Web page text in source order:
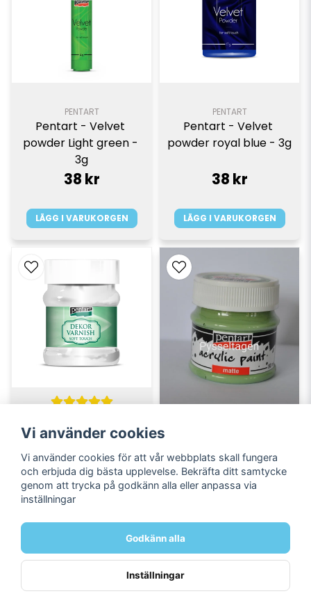
PENTART
Pentart - Velvet
powder Light green -
3g
38 kr
LÄGG I VARUKORGEN
PENTART
Pentart - Velvet
powder royal blue - 3g
38 kr
LÄGG I VARUKORGEN
Pentart - Dekor
100ml
65 kr
Pentart - Matte acrylic
paints - Thorn 50ml
30 kr
Vi använder cookies
Vi använder cookies för att vår webbplats skall fungera
och erbjuda dig bästa upplevelse. Bekräfta ditt samtycke
genom att trycka på godkänn alla eller anpassa via
inställningar
Godkänn alla
Inställningar